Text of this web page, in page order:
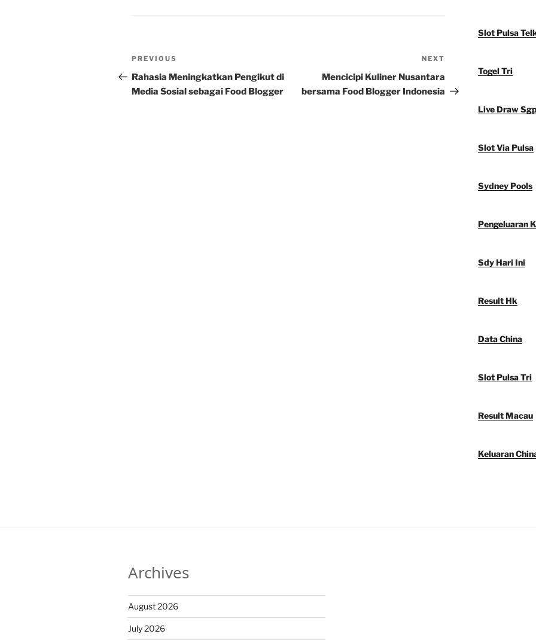
Post
navigation
Previous
Post
PREVIOUS
Rahasia Meningkatkan Pengikut di
Media Sosial sebagai Food Blogger
NEXT
Mencicipi Kuliner Nusantara
bersama Food Blogger Indonesia
Slot Pulsa
Togel Tri
Live Draw
Slot Via Pulsa
Sydney Pools
Pengeluaran
Sdy Hari Ini
Result Hk
Data China
Slot Pulsa Tri
Result Macau
Keluaran
Archives
August 2026
July 2026